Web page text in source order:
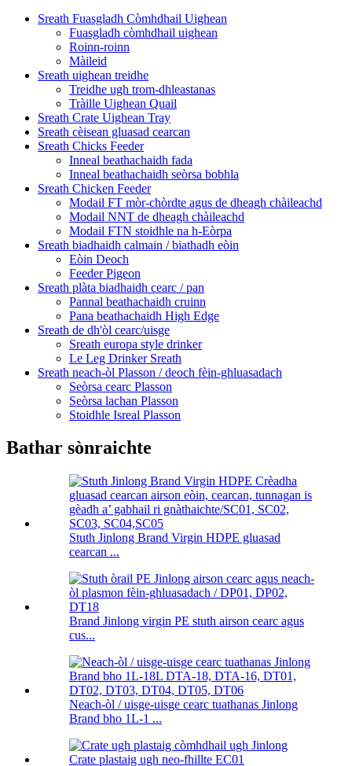
Sreath Fuasgladh Còmhdhail Uighean
Fuasgladh còmhdhail uighean
Roinn-roinn
Màileid
Sreath uighean treidhe
Treidhe ugh trom-dhleastanas
Tràille Uighean Quail
Sreath Crate Uighean Tray
Sreath cèisean gluasad cearcan
Sreath Chicks Feeder
Inneal beathachaidh fada
Inneal beathachaidh seòrsa bobhla
Sreath Chicken Feeder
Modail FT mòr-chòrdte agus de dheagh chàileachd
Modail NNT de dheagh chàileachd
Modail FTN stoidhle na h-Eòrpa
Sreath biadhaidh calmain / biathadh eòin
Eòin Deoch
Feeder Pigeon
Sreath plàta biadhaidh cearc / pan
Pannal beathachaidh cruinn
Pana beathachaidh High Edge
Sreath de dh'òl cearc/uisge
Sreath europa style drinker
Le Leg Drinker Sreath
Sreath neach-òl Plasson / deoch fèin-ghluasadach
Seòrsa cearc Plasson
Seòrsa lachan Plasson
Stoidhle Isreal Plasson
Bathar sònraichte
Stuth Jinlong Brand Virgin HDPE gluasad
cearcan ...
Brand Jinlong virgin PE stuth airson cearc agus
cus...
Neach-òl / uisge-uisge cearc tuathanas Jinlong
Brand bho 1L-1 ...